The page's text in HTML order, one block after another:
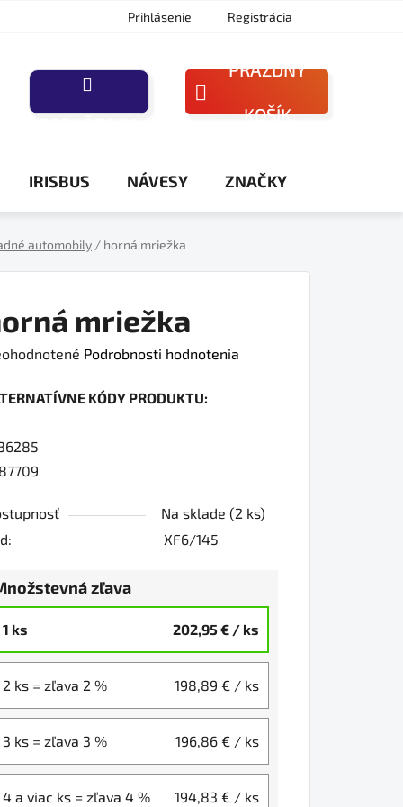
Prihlásenie Registrácia
NÁKUPNÝ
PRÁZDNY
KOŠÍK
IRISBUS NÁVESY ZNAČKY
automobily / horná mriežka
mriežka
Podrobnosti hodnotenia
KÓDY PRODUKTU:
Na sklade (2 ks)
XF6/145
zľava
1 ks 202,95 € / ks
2 ks = zľava 2 % 198,89 € / ks
3 ks = zľava 3 % 196,86 € / ks
4 a viac ks = zľava 4 % 194,83 € / ks